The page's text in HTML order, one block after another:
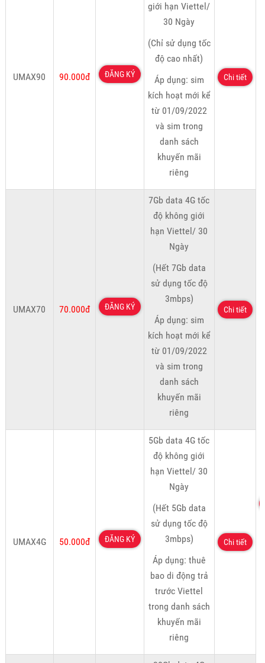
UMAX90 90.000đ ĐĂNG KÝ
giới hạn Viettel/
30 Ngày
(Chỉ sử dụng tốc
độ cao nhất)
Áp dụng: sim
kích hoạt mới kể
từ 01/09/2022
và sim trong
danh sách
khuyến mãi
riêng
Chi tiết
UMAX70 70.000đ ĐĂNG KÝ
7Gb data 4G tốc
độ không giới
hạn Viettel/ 30
Ngày
(Hết 7Gb data
sử dụng tốc độ
3mbps)
Áp dụng: sim
kích hoạt mới kể
từ 01/09/2022
và sim trong
danh sách
khuyến mãi
riêng
Chi tiết
UMAX4G 50.000đ ĐĂNG KÝ
5Gb data 4G tốc
độ không giới
hạn Viettel/ 30
Ngày
(Hết 5Gb data
sử dụng tốc độ
3mbps)
Áp dụng: thuê
bao di động trả
trước Viettel
trong danh sách
khuyến mãi
riêng
Chi tiết